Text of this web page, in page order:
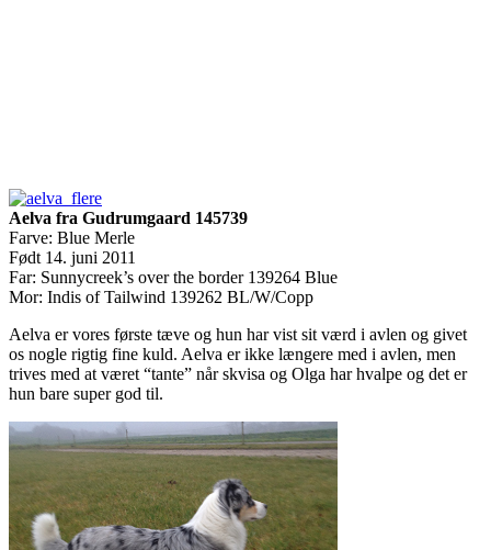
Aelva fra Gudrumgaard 145739
Farve: Blue Merle
Født 14. juni 2011
Far: Sunnycreek’s over the border 139264 Blue
Mor: Indis of Tailwind 139262 BL/W/Copp
Aelva er vores første tæve og hun har vist sit værd i avlen og givet
os nogle rigtig fine kuld. Aelva er ikke længere med i avlen, men
trives med at været “tante” når skvisa og Olga har hvalpe og det er
hun bare super god til.